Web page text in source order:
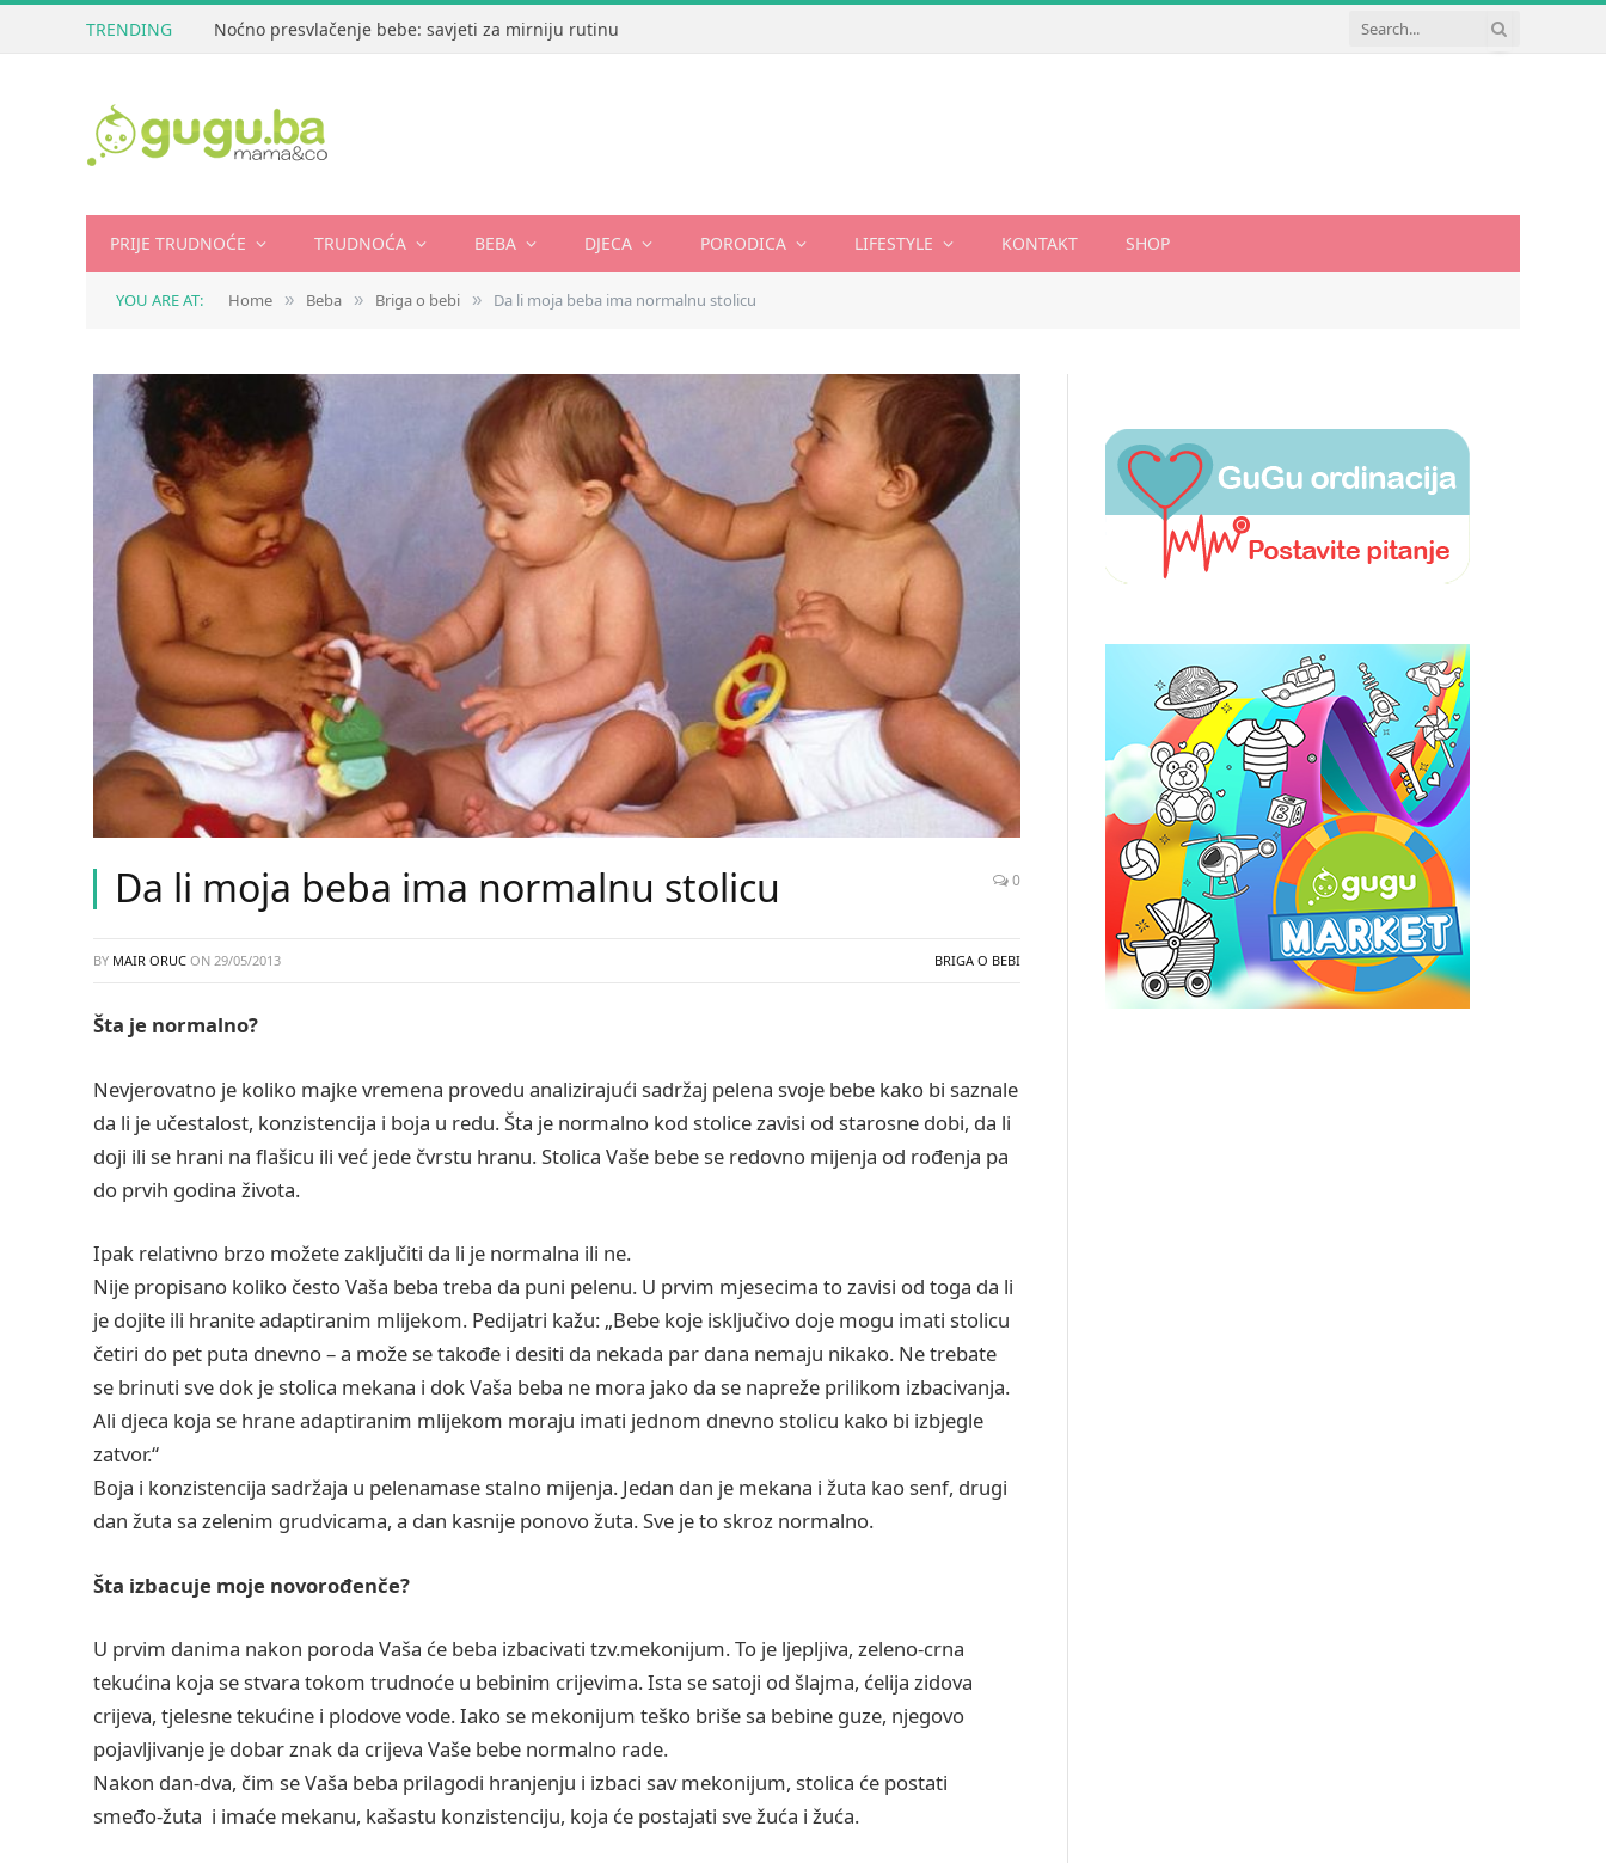
TRENDING Noćno presvlačenje bebe: savjeti za mirniju rutinu
PRIJE TRUDNOĆE TRUDNOĆA BEBA DJECA PORODICA LIFESTYLE KONTAKT SHOP
YOU ARE AT: Home » Beba » Briga o bebi » Da li moja beba ima normalnu stolicu
Da li moja beba ima normalnu stolicu 0
BY MAIR ORUC ON 29/05/2013 BRIGA O BEBI
Šta je normalno?
Nevjerovatno je koliko majke vremena provedu analizirajući sadržaj pelena svoje bebe kako bi saznale
da li je učestalost, konzistencija i boja u redu. Šta je normalno kod stolice zavisi od starosne dobi, da li
doji ili se hrani na flašicu ili već jede čvrstu hranu. Stolica Vaše bebe se redovno mijenja od rođenja pa
do prvih godina života.
Ipak relativno brzo možete zaključiti da li je normalna ili ne.
Nije propisano koliko često Vaša beba treba da puni pelenu. U prvim mjesecima to zavisi od toga da li
je dojite ili hranite adaptiranim mlijekom. Pedijatri kažu: „Bebe koje isključivo doje mogu imati stolicu
četiri do pet puta dnevno – a može se takođe i desiti da nekada par dana nemaju nikako. Ne trebate
se brinuti sve dok je stolica mekana i dok Vaša beba ne mora jako da se napreže prilikom izbacivanja.
Ali djeca koja se hrane adaptiranim mlijekom moraju imati jednom dnevno stolicu kako bi izbjegle
zatvor.“
Boja i konzistencija sadržaja u pelenamase stalno mijenja. Jedan dan je mekana i žuta kao senf, drugi
dan žuta sa zelenim grudvicama, a dan kasnije ponovo žuta. Sve je to skroz normalno.
Šta izbacuje moje novorođenče?
U prvim danima nakon poroda Vaša će beba izbacivati tzv.mekonijum. To je ljepljiva, zeleno-crna
tekućina koja se stvara tokom trudnoće u bebinim crijevima. Ista se satoji od šlajma, ćelija zidova
crijeva, tjelesne tekućine i plodove vode. Iako se mekonijum teško briše sa bebine guze, njegovo
pojavljivanje je dobar znak da crijeva Vaše bebe normalno rade.
Nakon dan-dva, čim se Vaša beba prilagodi hranjenju i izbaci sav mekonijum, stolica će postati
smeđo-žuta i imaće mekanu, kašastu konzistenciju, koja će postajati sve žuća i žuća.